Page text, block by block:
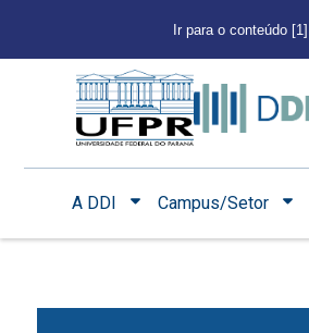
Ir para o conteúdo [1]
A DDI Campus/Setor